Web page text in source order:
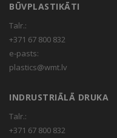
BŪVPLASTIKĀTI
Talr.:
+371 67 800 832
e-pasts:
plastics@wmt.lv
INDRUSTRIĀLĀ DRUKA
Talr.:
+371 67 800 832